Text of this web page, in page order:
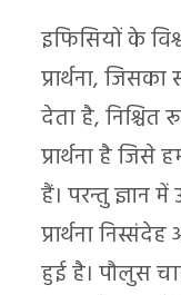
इफिसियों के
प्रार्थना,
देता है,
प्रार्थना है जिसे
हैं। परन्तु ज्ञान
प्रार्थना
हुई है। पौलुस